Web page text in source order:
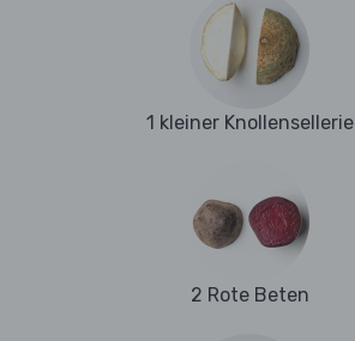
1 kleiner Knollensellerie
2 Rote Beten